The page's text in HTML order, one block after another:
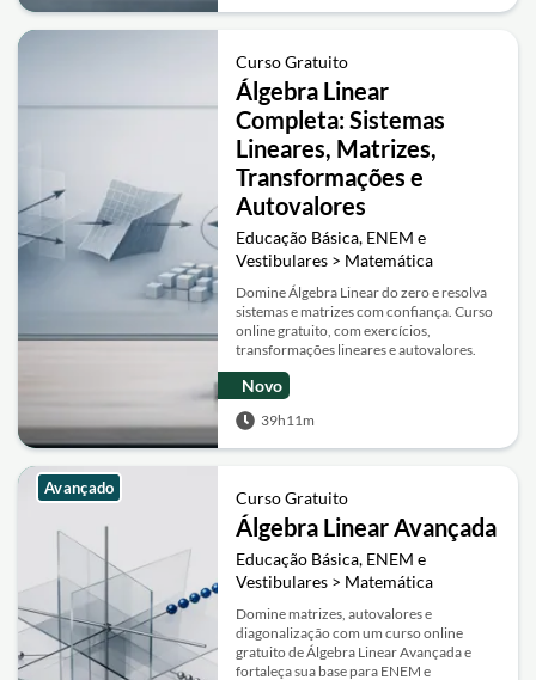
Curso Gratuito
Álgebra Linear
Completa: Sistemas
Lineares, Matrizes,
Transformações e
Autovalores
Educação Básica, ENEM e
Vestibulares > Matemática
Domine Álgebra Linear do zero e resolva
sistemas e matrizes com confiança. Curso
online gratuito, com exercícios,
transformações lineares e autovalores.
Novo
39h11m
Curso Gratuito
Álgebra Linear Avançada
Educação Básica, ENEM e
Vestibulares > Matemática
Domine matrizes, autovalores e
diagonalização com um curso online
gratuito de Álgebra Linear Avançada e
fortaleça sua base para ENEM e
Avançado